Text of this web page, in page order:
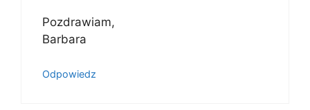
Pozdrawiam,
Barbara
Odpowiedz